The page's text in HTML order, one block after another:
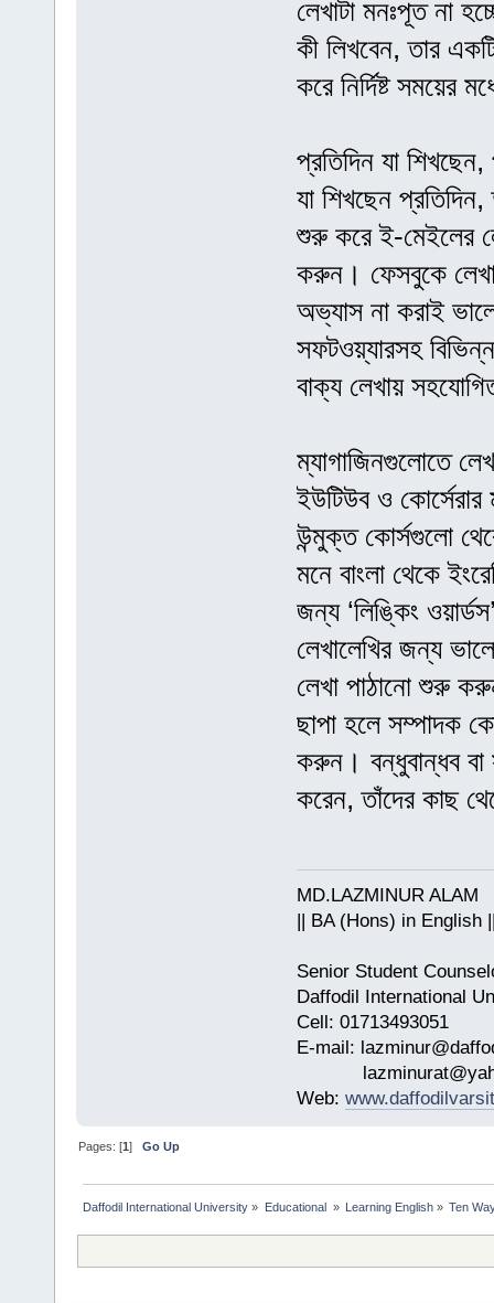
লেখাটা মনঃপূত না
কী লিখবেন, তার
করে নির্দিষ্ট
প্রতিদিন যা
যা শিখছেন
শুরু করে ই-মেইলের
করুন। ফেসবুকে
অভ্যাস না করাই
সফটওয়্যারসহ
বাক্য লেখায়
ম্যাগাজিনগুলোতে
ইউটিউব ও
উন্মুক্ত কোর্সগুলো
মনে বাংলা থেকে
জন্য ‘লিঙ্কিং
লেখালেখির জন্য
লেখা পাঠানো শুরু
ছাপা হলে সম্পাদক
করুন। বন্ধুবান্ধব বা
করেন, তাঁদের কাছ
MD.LAZMINUR ALAM
|| BA (Hons) in English
Senior Student
Daffodil International
Cell: 01713493051
E-mail:
Web:
Pages: [1]Go Up
Daffodil International University » Educational » Learning English» Ten